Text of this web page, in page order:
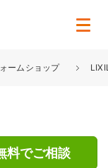
ームショップ
料でご相談